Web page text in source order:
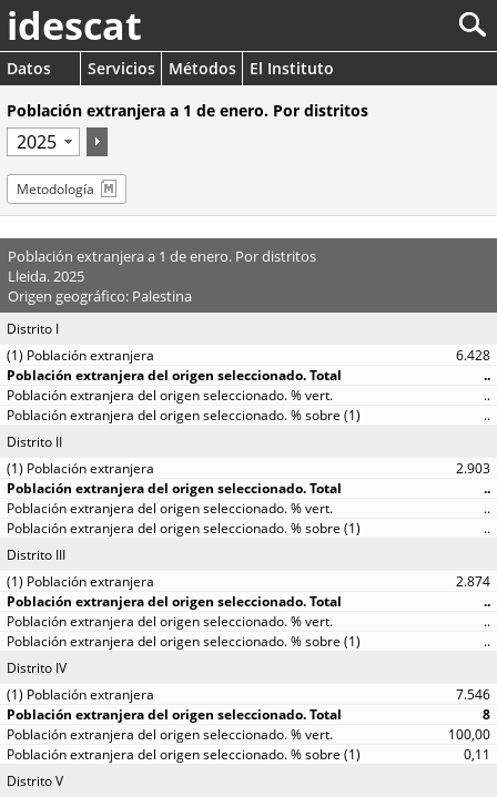
idescat
Datos Servicios Métodos
El Instituto
Población extranjera a 1 de enero. Por distritos
Metodología
Población extranjera a 1 de enero. Por distritos
Lleida. 2025
Origen geográfico: Palestina
Distrito I
6.428
..
..
..
Distrito II
2.903
..
..
..
Distrito III
2.874
..
..
..
Distrito IV
7.546
8
100,00
0,11
Distrito V